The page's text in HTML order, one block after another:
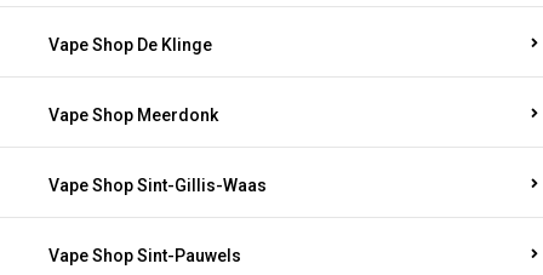
Vape Shop De Klinge
Vape Shop Meerdonk
Vape Shop Sint-Gillis-Waas
Vape Shop Sint-Pauwels